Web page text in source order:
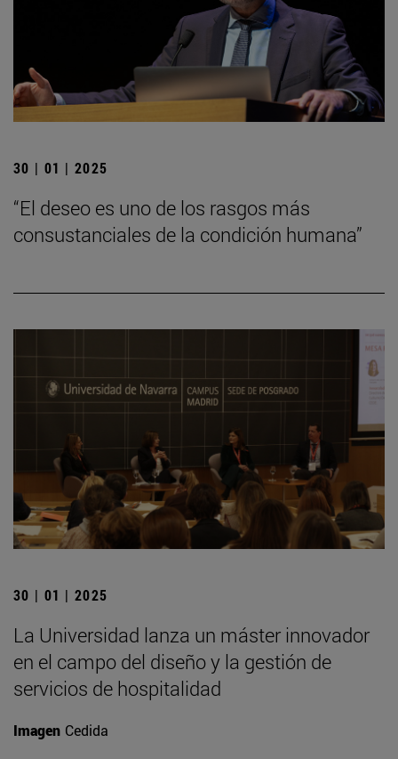
30 | 01 | 2025
“El deseo es uno de los rasgos más
consustanciales de la condición humana”
30 | 01 | 2025
La Universidad lanza un máster innovador
en el campo del diseño y la gestión de
servicios de hospitalidad
Imagen Cedida